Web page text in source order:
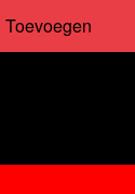
Toevoegen